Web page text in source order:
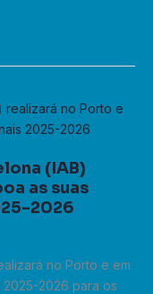
(IAB)
as suas
2026
no Porto e em
2025-2026 para os